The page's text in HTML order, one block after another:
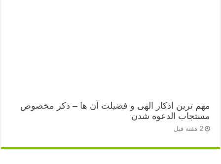
مهم ترین اذکار الهی و فضیلت آن ها – ذکر مخصوص
مستجاب الدعوه شدن
2 هفته قبل